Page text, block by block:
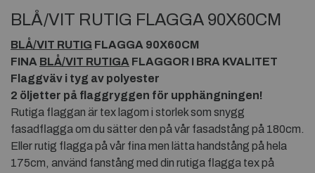
BLÅ/VIT RUTIG FLAGGA 90X60CM
BLÅ/VIT RUTIG FLAGGA 90X60CM
FINA BLÅ/VIT RUTIGA FLAGGOR I BRA KVALITET
Flaggväv i tyg av polyester
2 öljetter på flaggryggen för upphängningen!
Rutiga flaggan är tex lagom i storlek som snygg
fasadflagga om du sätter den på vår fasadstång på 180cm.
Eller rutig flagga på vår fina men lätta handstång på hela
175cm, använd fanstång med din rutiga flagga tex på